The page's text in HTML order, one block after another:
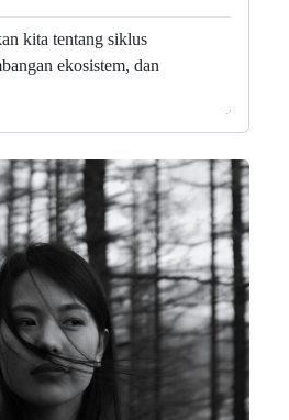
kita tentang siklus
ekosistem, dan